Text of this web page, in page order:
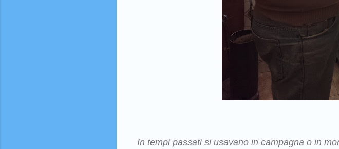
In tempi passati si usavano in campagna o in